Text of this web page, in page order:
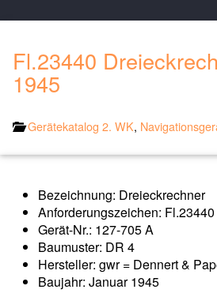
Fl.23440
1945
Gerätekatalog 2. WK,
Bezeichnung: Dreieckrechner
Anforderungszeichen: Fl.23440
Gerät-Nr.: 127-705 A
Baumuster: DR 4
Hersteller: gwr = Dennert &
Baujahr: Januar 1945